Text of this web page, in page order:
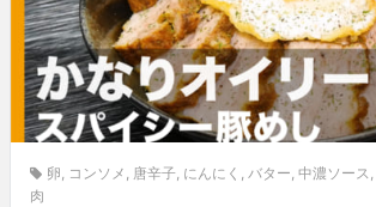
卵, コンソメ , 唐辛子, にんにく , バター, 中濃ソース,
肉